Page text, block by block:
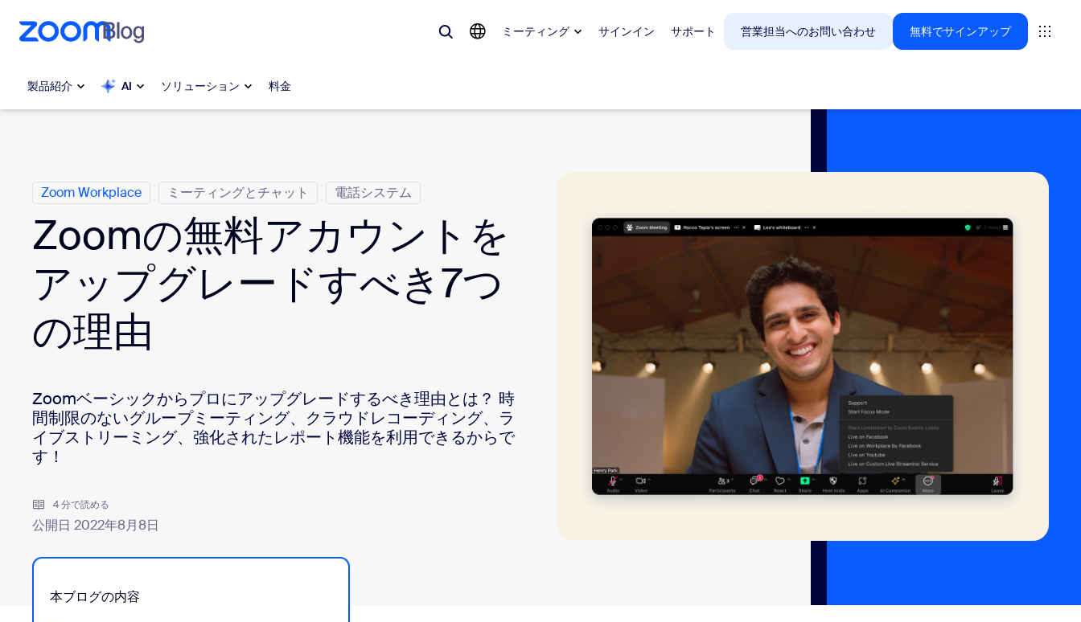
テンツへスキップ
ャットへスキップ
製品紹介 AI ソリューション 料金
ミーティング サインイン サポート 営業担当へのお問い合わせ 無料でサインアップ
Zoom Workplace
Zoomビジネスサービス
Zoom CX
Zoom AI
アプリと連携
注目を集めているもの、トレンドになっているもの、話題を呼んでいるもの — Zoomのお客様が今関心を寄せているソリューションをご紹
介します。
My Notes ミーティング
ZoomMate
Canvas
CXインサイト
Bonsai
カ テ ゴ リ
Zoom Workplace ミーティングとチャット 電話システム
Zoomの無料アカウントを
アップグレードすべき7つ
の理由
Zoomベーシックからプロにアップグレードするべき理由とは？ 時
間制限のないグループミーティング、クラウドレコーディング、ラ
イブストリーミング、強化されたレポート機能を利用できるからで
す！
4 分で読める
公開日 2022年8月8日
本ブログの内容